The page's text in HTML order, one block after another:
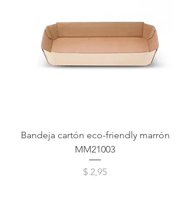
Bandeja cartón eco-friendly marrón
MM21003
Precio
$ 2,95